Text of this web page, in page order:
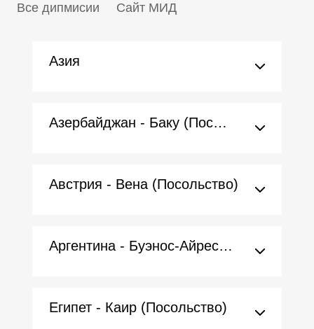
Все дипмисии Сайт МИД
Азия
Азербайджан - Баку (Посольство)
Австрия - Вена (Посольство)
Аргентина - Буэнос-Айрес (Посольство)
Египет - Каир (Посольство)